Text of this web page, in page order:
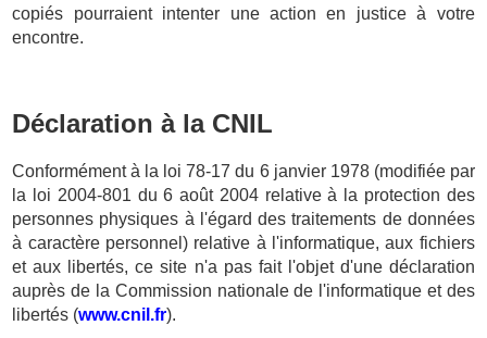
copiés pourraient intenter une action en justice à votre
encontre.
Déclaration à la CNIL
Conformément à la loi 78-17 du 6 janvier 1978 (modifiée par
la loi 2004-801 du 6 août 2004 relative à la protection des
personnes physiques à l'égard des traitements de données
à caractère personnel) relative à l'informatique, aux fichiers
et aux libertés, ce site n'a pas fait l'objet d'une déclaration
auprès de la Commission nationale de l'informatique et des
libertés (www.cnil.fr).